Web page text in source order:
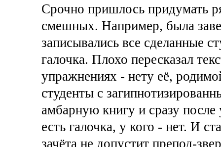
Срочно пришлось придумать
смешных. Например, была
записывались все сделанные
галочка. Плохо пересказал
упражнениях - нету её,
студенты с
амбарную книгу и сразу после
есть галочка, у кого - нет. И
зачёта не допустит препод-